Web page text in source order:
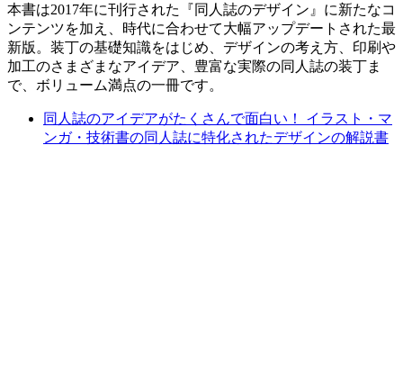
本書は2017年に刊行された『同人誌のデザイン』に新たなコ
ンテンツを加え、時代に合わせて大幅アップデートされた最
新版。装丁の基礎知識をはじめ、デザインの考え方、印刷や
加工のさまざまなアイデア、豊富な実際の同人誌の装丁ま
で、ボリューム満点の一冊です。
同人誌のアイデアがたくさんで面白い！ イラスト・マ
ンガ・技術書の同人誌に特化されたデザインの解説書